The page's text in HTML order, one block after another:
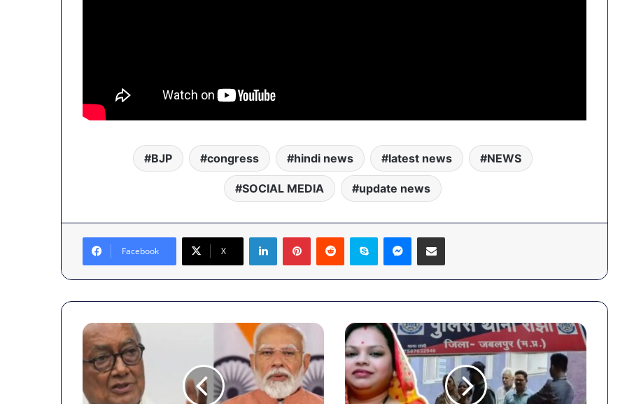
BJP congress hindi news latest news NEWS
SOCIAL MEDIA update news
Facebook X
LinkedInPinterestReddit Skype Messenger
Share via Email